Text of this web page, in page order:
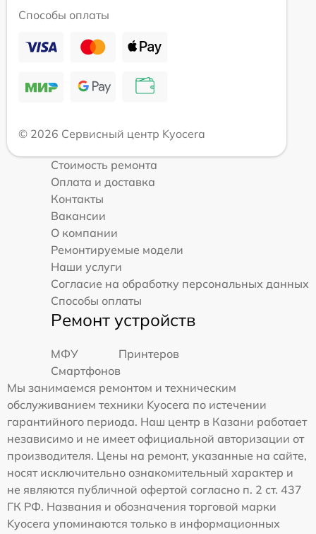
Способы оплаты
© 2026 Сервисный центр Kyocera
Стоимость ремонта
Оплата и доставка
Контакты
Вакансии
О компании
Ремонтируемые модели
Наши услуги
Согласие на обработку персональных данных
Способы оплаты
Ремонт устройств
МФУ
Принтеров
Смартфонов
Мы занимаемся ремонтом и техническим
обслуживанием техники Kyocera по истечении
гарантийного периода. Наш центр в Казани работает
независимо и не имеет официальной авторизации от
производителя. Цены на ремонт, указанные на сайте,
носят исключительно ознакомительный характер и
не являются публичной офертой согласно п. 2 ст. 437
ГК РФ. Названия и обозначения торговой марки
Kyocera упоминаются только в информационных